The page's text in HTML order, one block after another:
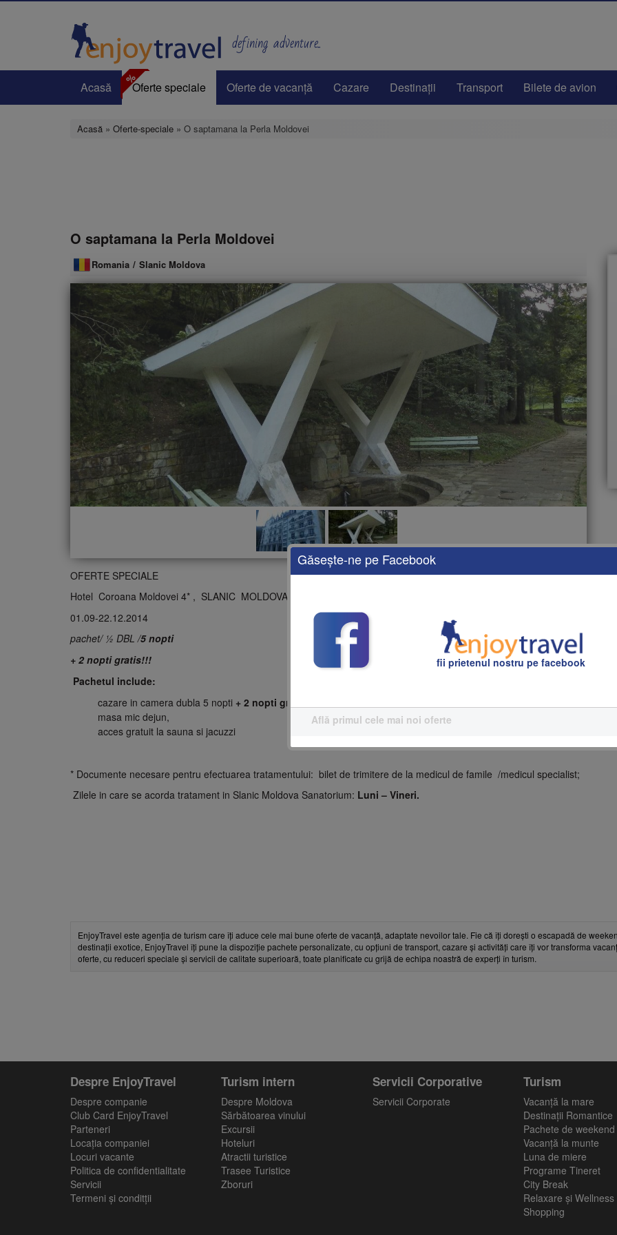
defining adventure..
Acasă
%
Oferte speciale Oferte de vacanță Cazare Destinaţii Transport Bilete de avion
Acasă » Oferte-speciale » O saptamana la Perla Moldovei
O saptamana la Perla Moldovei
Romania / Slanic Moldova
OFERTE SPECIALE
Hotel Coroana Moldovei 4* , SLANIC MOLDOVA
01.09-22.12.2014
pachet/ ½ DBL /5 nopti
+ 2 nopti gratis!!!
Pachetul include:
cazare in camera dubla 5 nopti + 2 nopti gratis
masa mic dejun,
acces gratuit la sauna si jacuzzi
* Documente necesare pentru efectuarea tratamentului: bilet de trimitere de la medicul de famile /medicul specialist;
Zilele in care se acorda tratament in Slanic Moldova Sanatorium: Luni – Vineri.
EnjoyTravel este agenția de turism care îți aduce cele mai bune oferte de vacanță, adaptate nevoilor tale. Fie că îți dorești o escapadă de
destinații exotice, EnjoyTravel îți pune la dispoziție pachete personalizate, cu opțiuni de transport, cazare și activități care îți vor transforma
oferte, cu reduceri speciale și servicii de calitate superioară, toate planificate cu grijă de echipa noastră de experți în turism.
Despre EnjoyTravel
Despre companie
Club Card EnjoyTravel
Parteneri
Locaţia companiei
Locuri vacante
Politica de confidentialitate
Servicii
Termeni și conditții
Turism intern
Despre Moldova
Sărbătoarea vinului
Excursii
Hoteluri
Atractii turistice
Trasee Turistice
Zboruri
Servicii Corporative
Servicii Corporate
Turism
Vacanţă la mare
Destinații Romantice
Pachete de weekend
Vacanță la munte
Luna de miere
Programe Tineret
City Break
Relaxare și Wellness
Shopping
Găseşte-ne pe Facebook
fii prietenul nostru pe facebook
Află primul cele mai noi oferte